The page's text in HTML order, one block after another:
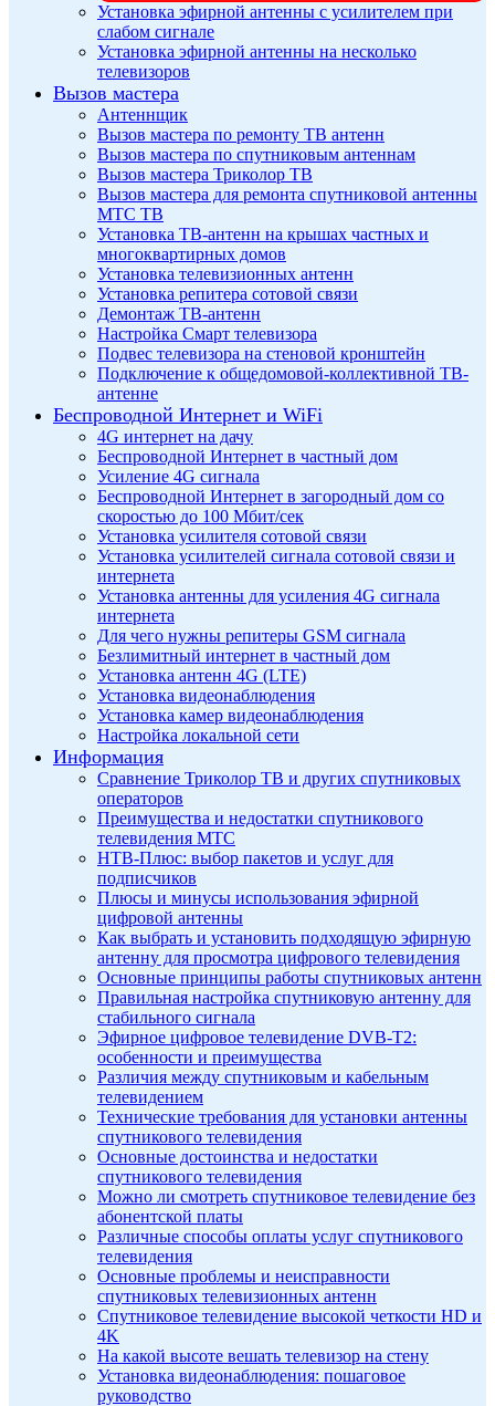
Установка эфирной антенны с усилителем при
слабом сигнале
Установка эфирной антенны на несколько
телевизоров
Вызов мастера
Антеннщик
Вызов мастера по ремонту ТВ антенн
Вызов мастера по спутниковым антеннам
Вызов мастера Триколор ТВ
Вызов мастера для ремонта спутниковой антенны
МТС ТВ
Установка ТВ-антенн на крышах частных и
многоквартирных домов
Установка телевизионных антенн
Установка репитера сотовой связи
Демонтаж ТВ-антенн
Настройка Смарт телевизора
Подвес телевизора на стеновой кронштейн
Подключение к общедомовой-коллективной ТВ-
антенне
Беспроводной Интернет и WiFi
4G интернет на дачу
Беспроводной Интернет в частный дом
Усиление 4G сигнала
Беспроводной Интернет в загородный дом со
скоростью до 100 Мбит/сек
Установка усилителя сотовой связи
Установка усилителей сигнала сотовой связи и
интернета
Установка антенны для усиления 4G сигнала
интернета
Для чего нужны репитеры GSM сигнала
Безлимитный интернет в частный дом
Установка антенн 4G (LTE)
Установка видеонаблюдения
Установка камер видеонаблюдения
Настройка локальной сети
Информация
Сравнение Триколор ТВ и других спутниковых
операторов
Преимущества и недостатки спутникового
телевидения МТС
НТВ-Плюс: выбор пакетов и услуг для
подписчиков
Плюсы и минусы использования эфирной
цифровой антенны
Как выбрать и установить подходящую эфирную
антенну для просмотра цифрового телевидения
Основные принципы работы спутниковых антенн
Правильная настройка спутниковую антенну для
стабильного сигнала
Эфирное цифровое телевидение DVB-T2:
особенности и преимущества
Различия между спутниковым и кабельным
телевидением
Технические требования для установки антенны
спутникового телевидения
Основные достоинства и недостатки
спутникового телевидения
Можно ли смотреть спутниковое телевидение без
абонентской платы
Различные способы оплаты услуг спутникового
телевидения
Основные проблемы и неисправности
спутниковых телевизионных антенн
Спутниковое телевидение высокой четкости HD и
4K
На какой высоте вешать телевизор на стену
Установка видеонаблюдения: пошаговое
руководство